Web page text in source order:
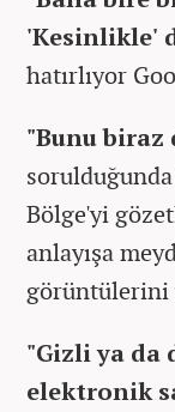
'Kesinlikle'
hatırlıyor
"Bunu
Bölge'yi
anlayışa
görüntülerini
"Gizli ya da
elektronik